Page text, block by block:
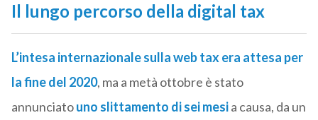
Il lungo percorso della digital tax
L’intesa internazionale sulla web tax era attesa per
la fine del 2020, ma a metà ottobre è stato
annunciatouno slittamento di sei mesia causa, da un